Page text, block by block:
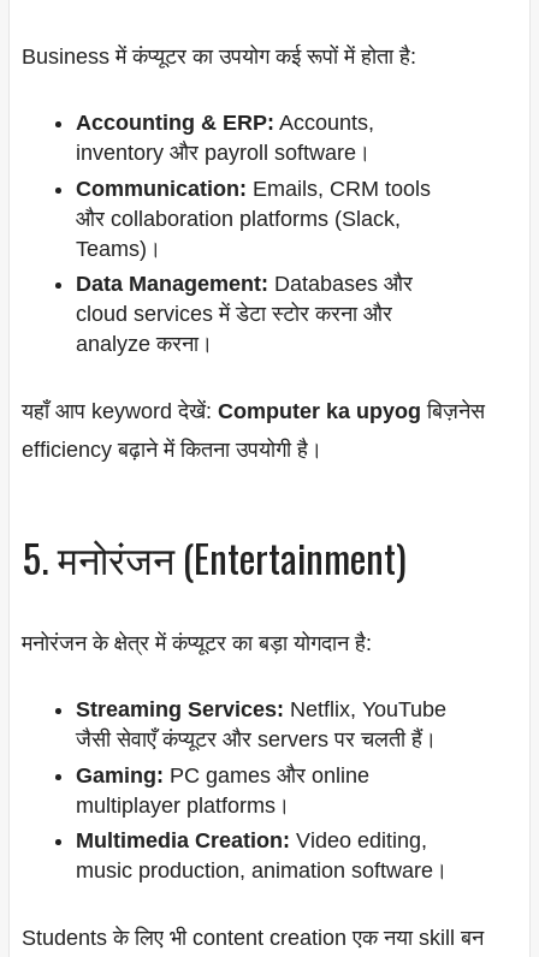
Business में कंप्यूटर का उपयोग कई रूपों में होता है:
Accounting & ERP: Accounts,
inventory और payroll software।
Communication: Emails, CRM tools
और collaboration platforms (Slack,
Teams)।
Data Management: Databases और
cloud services में डेटा स्टोर करना और
analyze करना।
यहाँ आप keyword देखें: Computer ka upyog बिज़नेस
efficiency बढ़ाने में कितना उपयोगी है।
5. मनोरंजन (Entertainment)
मनोरंजन के क्षेत्र में कंप्यूटर का बड़ा योगदान है:
Streaming Services: Netflix, YouTube
जैसी सेवाएँ कंप्यूटर और servers पर चलती हैं।
Gaming: PC games और online
multiplayer platforms।
Multimedia Creation: Video editing,
music production, animation software।
Students के लिए भी content creation एक नया skill बन